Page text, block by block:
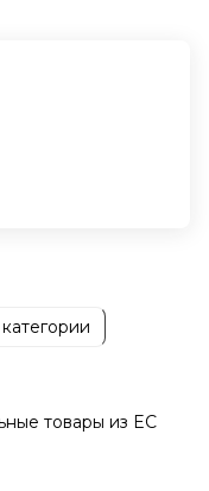
товары из EC